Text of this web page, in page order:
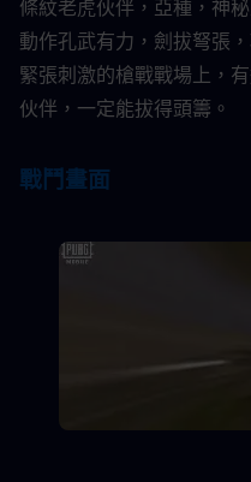
條紋老虎伙伴，亞種，神
動作孔武有力，劍拔弩張
緊張刺激的槍戰戰場上，
伙伴，一定能拔得頭籌。​
戰鬥畫面​